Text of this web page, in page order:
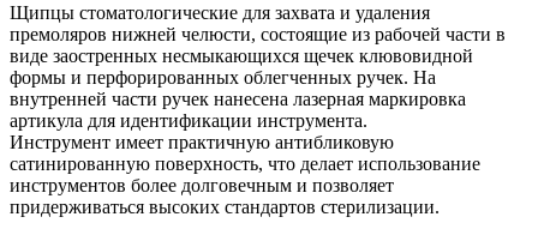
Щипцы стоматологические для захвата и удаления
премоляров нижней челюсти, состоящие из рабочей части в
виде заостренных несмыкающихся щечек клювовидной
формы и перфорированных облегченных ручек. На
внутренней части ручек нанесена лазерная маркировка
артикула для идентификации инструмента.
Инструмент имеет практичную антибликовую
сатинированную поверхность, что делает использование
инструментов более долговечным и позволяет
придерживаться высоких стандартов стерилизации.